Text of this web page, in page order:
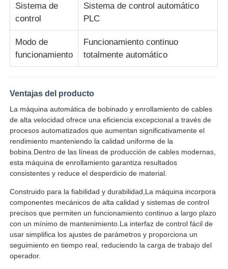
maquina rebobinadora
recorrido de la máquina
máquina de enrollar cables
máquina de extrusión de desmontaje
Sistema de
control
Sistema de control automático
PLC
Modo de
funcionamiento
Funcionamiento continuo
totalmente automático
Ventajas del producto
La máquina automática de bobinado y enrollamiento de cables
de alta velocidad ofrece una eficiencia excepcional a través de
procesos automatizados que aumentan significativamente el
rendimiento manteniendo la calidad uniforme de la
bobina.Dentro de las líneas de producción de cables modernas,
esta máquina de enrollamiento garantiza resultados
consistentes y reduce el desperdicio de material.
Construido para la fiabilidad y durabilidad,La máquina incorpora
componentes mecánicos de alta calidad y sistemas de control
precisos que permiten un funcionamiento continuo a largo plazo
con un mínimo de mantenimiento.La interfaz de control fácil de
usar simplifica los ajustes de parámetros y proporciona un
seguimiento en tiempo real, reduciendo la carga de trabajo del
operador.